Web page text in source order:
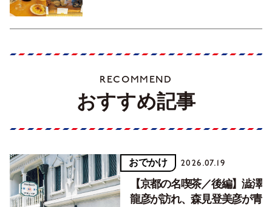
RECOMMEND
おすすめ記事
おでかけ 2026.07.19
【京都の名喫茶／後編】澁澤
龍彦が訪れ、森見登美彦が青